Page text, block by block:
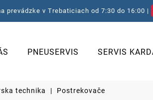
prevádzke v Trebaticiach od 7:30 do 16:00 |
PNEUSERVIS SERVIS
technika Postrekovače